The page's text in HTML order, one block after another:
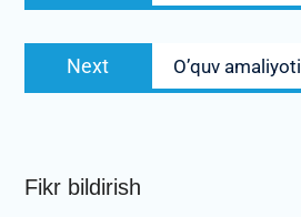
Next
post:
O’quv amaliyoti
Fikr bildirish